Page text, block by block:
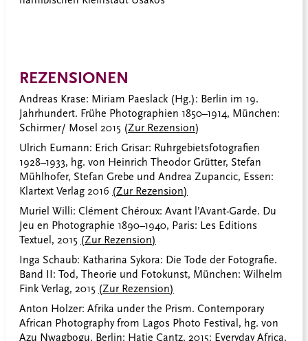
REZENSIONEN
Andreas Krase: Miriam Paeslack (Hg.): Berlin im 19.
Jahrhundert. Frühe Photographien 1850–1914, München:
Schirmer/ Mosel 2015 (Zur Rezension)
Ulrich Eumann: Erich Grisar: Ruhrgebietsfotografien
1928–1933, hg. von Heinrich Theodor Grütter, Stefan
Mühlhofer, Stefan Grebe und Andrea Zupancic, Essen:
Klartext Verlag 2016 (Zur Rezension)
Muriel Willi: Clément Chéroux: Avant l’Avant-Garde. Du
Jeu en Photographie 1890–1940, Paris: Les Editions
Textuel, 2015 (Zur Rezension)
Inga Schaub: Katharina Sykora: Die Tode der Fotografie.
Band II: Tod, Theorie und Fotokunst, München: Wilhelm
Fink Verlag, 2015 (Zur Rezension)
Anton Holzer: Afrika under the Prism. Contemporary
African Photography from Lagos Photo Festival, hg. von
Azu Nwagbogu, Berlin: Hatje Cantz, 2015; Everyday Africa.